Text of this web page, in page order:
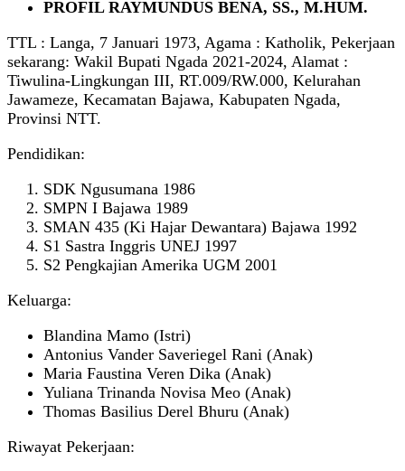
PROFIL RAYMUNDUS BENA, SS., M.HUM.
TTL : Langa, 7 Januari 1973, Agama : Katholik, Pekerjaan
sekarang: Wakil Bupati Ngada 2021-2024, Alamat :
Tiwulina-Lingkungan III, RT.009/RW.000, Kelurahan
Jawameze, Kecamatan Bajawa, Kabupaten Ngada,
Provinsi NTT.
Pendidikan:
SDK Ngusumana 1986
SMPN I Bajawa 1989
SMAN 435 (Ki Hajar Dewantara) Bajawa 1992
S1 Sastra Inggris UNEJ 1997
S2 Pengkajian Amerika UGM 2001
Keluarga:
Blandina Mamo (Istri)
Antonius Vander Saveriegel Rani (Anak)
Maria Faustina Veren Dika (Anak)
Yuliana Trinanda Novisa Meo (Anak)
Thomas Basilius Derel Bhuru (Anak)
Riwayat Pekerjaan: